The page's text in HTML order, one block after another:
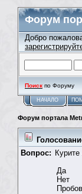
Форум
Добро
Поиск по Форуму
НАЧАЛО
Форум портала
Вопрос:
Да
Нет